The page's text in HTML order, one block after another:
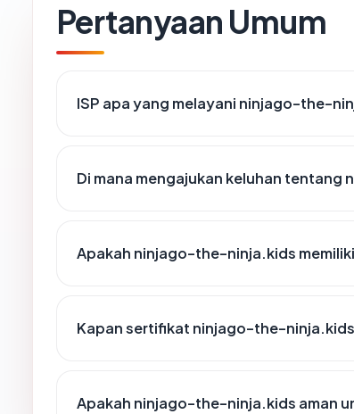
Pertanyaan Umum
ISP apa yang melayani ninjago-the-
Di mana mengajukan keluhan
Apakah ninjago-the-ninja.kids memiliki
Kapan sertifikat ninjago-the-
Apakah ninjago-the-ninja.kids aman